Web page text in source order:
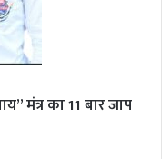
मंत्र का 11 बार जाप